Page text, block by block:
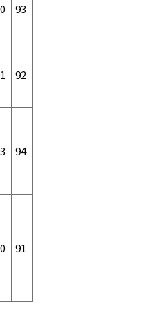
93
92
94
91